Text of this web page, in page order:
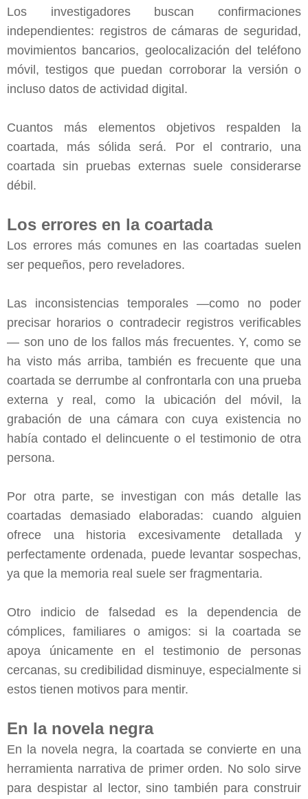
Los investigadores buscan confirmaciones
independientes: registros de cámaras de seguridad,
movimientos bancarios, geolocalización del teléfono
móvil, testigos que puedan corroborar la versión o
incluso datos de actividad digital.
Cuantos más elementos objetivos respalden la
coartada, más sólida será. Por el contrario, una
coartada sin pruebas externas suele considerarse
débil.
Los errores en la coartada
Los errores más comunes en las coartadas suelen
ser pequeños, pero reveladores.
Las inconsistencias temporales —como no poder
precisar horarios o contradecir registros verificables
— son uno de los fallos más frecuentes. Y, como se
ha visto más arriba, también es frecuente que una
coartada se derrumbe al confrontarla con una prueba
externa y real, como la ubicación del móvil, la
grabación de una cámara con cuya existencia no
había contado el delincuente o el testimonio de otra
persona.
Por otra parte, se investigan con más detalle las
coartadas demasiado elaboradas: cuando alguien
ofrece una historia excesivamente detallada y
perfectamente ordenada, puede levantar sospechas,
ya que la memoria real suele ser fragmentaria.
Otro indicio de falsedad es la dependencia de
cómplices, familiares o amigos: si la coartada se
apoya únicamente en el testimonio de personas
cercanas, su credibilidad disminuye, especialmente si
estos tienen motivos para mentir.
En la novela negra
En la novela negra, la coartada se convierte en una
herramienta narrativa de primer orden. No solo sirve
para despistar al lector, sino también para construir